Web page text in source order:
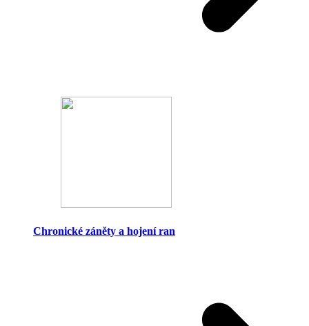
Chronické záněty a hojení ran